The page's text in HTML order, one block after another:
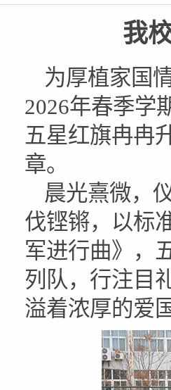
我
为厚植家国
2026年春季学
五星红旗冉冉
章。
晨光熹微，
伐铿锵，以标
军进行曲》，
列队，行注目
溢着浓厚的爱